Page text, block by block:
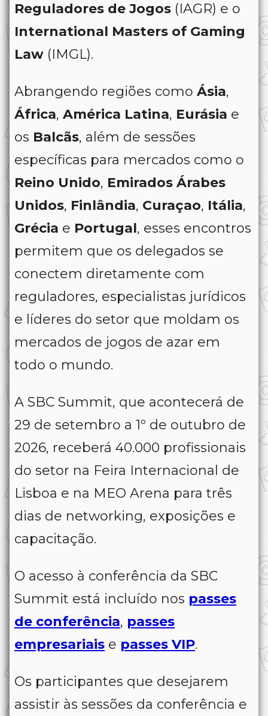
Reguladores de Jogos (IAGR) e o
International Masters of Gaming
Law (IMGL).
Abrangendo regiões como Ásia,
África, América Latina, Eurásia e
os Balcãs, além de sessões
específicas para mercados como o
Reino Unido, Emirados Árabes
Unidos, Finlândia, Curaçao, Itália,
Grécia e Portugal, esses encontros
permitem que os delegados se
conectem diretamente com
reguladores, especialistas jurídicos
e líderes do setor que moldam os
mercados de jogos de azar em
todo o mundo.
A SBC Summit, que acontecerá de
29 de setembro a 1º de outubro de
2026, receberá 40.000 profissionais
do setor na Feira Internacional de
Lisboa e na MEO Arena para três
dias de networking, exposições e
capacitação.
O acesso à conferência da SBC
Summit está incluído nos passes
de conferência, passes
empresariais e passes VIP.
Os participantes que desejarem
assistir às sessões da conferência e